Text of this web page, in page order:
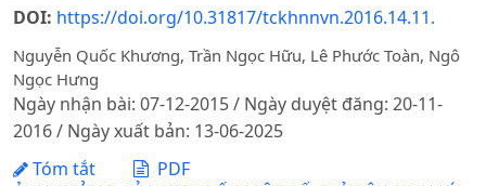
DOI: https://doi.org/10.31817/tckhnnvn.2016.14.11.
Nguyễn Quốc Khương, Trần Ngọc Hữu, Lê Phước Toàn, Ngô
Ngọc Hưng
Ngày nhận bài: 07-12-2015 / Ngày duyệt đăng: 20-11-
2016 / Ngày xuất bản: 13-06-2025
Tóm tắt
PDF